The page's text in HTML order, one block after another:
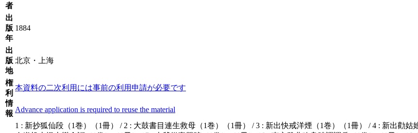
者
出
版
年
1884
出
版
地
北京・上海
権
利
情
報
本資料の二次利用には事前の利用申請が必要です
Advance application is required to reuse the material
1 : 新抄狐仙段（1巻）（1冊） / 2 : 大鼓書目連生救母（1巻）（1冊） / 3 : 新出快戒洋煙（1巻）（1冊） / 4 : 新出勸